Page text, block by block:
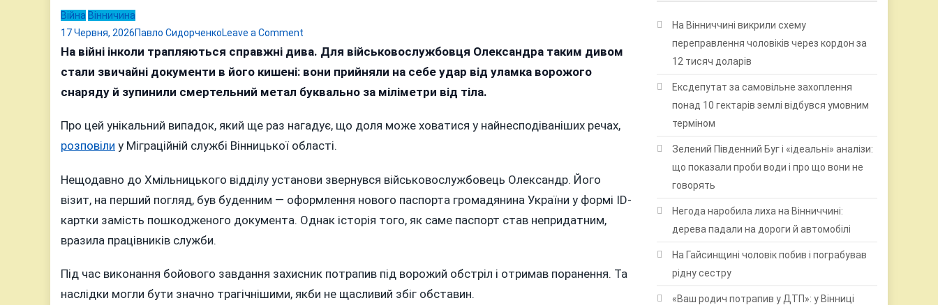
Війна Вінничина
17 Червня, 2026Павло СидорченкоLeave a Comment
ID-
України
Вінниччини,
зупинивши
осколок
На війні інколи трапляються справжні дива. Для військовослужбовця Олександра таким дивом
стали звичайні документи в його кишені: вони прийняли на себе удар від уламка ворожого
снаряду й зупинили смертельний метал буквально за міліметри від тіла.
Про цей унікальний випадок, який ще раз нагадує, що доля може ховатися у найнесподіваніших речах,
розповіли у Міграційній службі Вінницької області.
Нещодавно до Хмільницького відділу установи звернувся військовослужбовець Олександр. Його
візит, на перший погляд, був буденним — оформлення нового паспорта громадянина України у формі ID-
картки замість пошкодженого документа. Однак історія того, як саме паспорт став непридатним,
вразила працівників служби.
Під час виконання бойового завдання захисник потрапив під ворожий обстріл і отримав поранення. Та
наслідки могли бути значно трагічнішими, якби не щасливий збіг обставин.
На Вінниччині викрили схему
переправлення чоловіків через кордон за
12 тисяч доларів
Ексдепутат за самовільне захоплення
понад 10 гектарів землі відбувся умовним
терміном
Зелений Південний Буг і «ідеальні» аналізи:
що показали проби води і про що вони не
говорять
Негода наробила лиха на Вінниччині:
дерева падали на дороги й автомобілі
На Гайсинщині чоловік побив і пограбував
рідну сестру
«Ваш родич потрапив у ДТП»: у Вінниці